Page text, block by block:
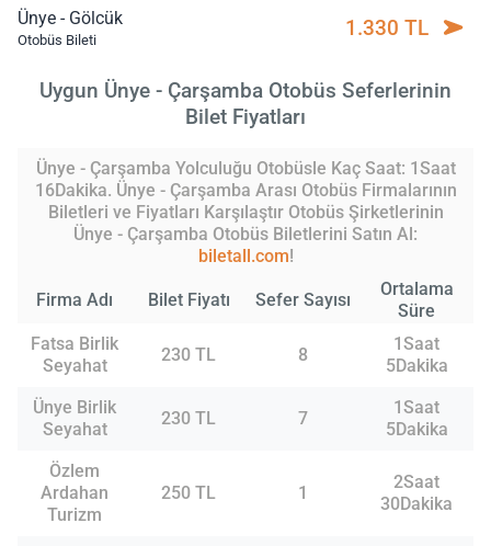
Ünye - Gölcük
Otobüs Bileti 1.330 TL
Uygun Ünye - Çarşamba Otobüs Seferlerinin
Bilet Fiyatları
Ünye - Çarşamba Yolculuğu Otobüsle Kaç Saat: 1Saat
16Dakika. Ünye - Çarşamba Arası Otobüs Firmalarının
Biletleri ve Fiyatları Karşılaştır Otobüs Şirketlerinin
Ünye - Çarşamba Otobüs Biletlerini Satın Al:
biletall.com!
Firma Adı Bilet Fiyatı Sefer Sayısı
Ortalama
Süre
Fatsa Birlik
Seyahat
230 TL 8
1Saat
5Dakika
Ünye Birlik
Seyahat
230 TL 7
1Saat
5Dakika
Özlem
Ardahan
Turizm
250 TL 1
2Saat
30Dakika